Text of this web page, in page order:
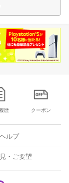
歴 クーポン
ヘルプ
・ご要望